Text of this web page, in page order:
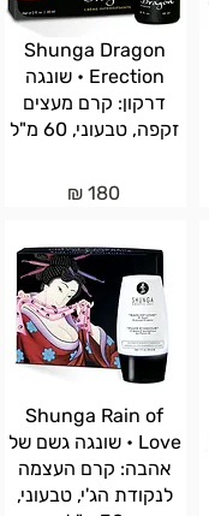
Shunga Dragon
Erection • שונגה
דרקון: קרם מעצים
זקפה, טבעוני, 60 מ"ל
180 ₪
Shunga Rain of
Love • שונגה גשם של
אהבה: קרם העצמה
לנקודת הג'י, טבעוני,